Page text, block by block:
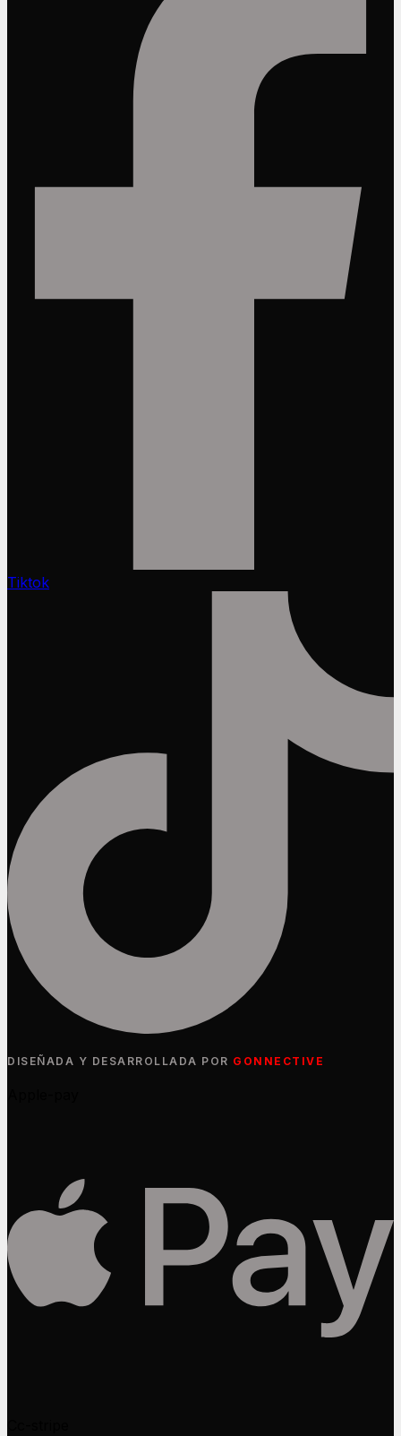
Tiktok
DISEÑADA Y DESARROLLADA POR GONNECTIVE